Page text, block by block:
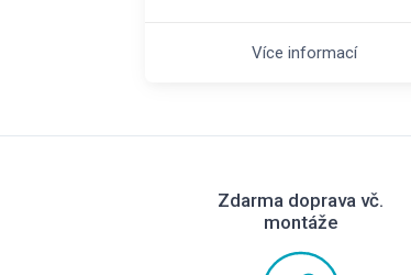
Více informací
Zdarma doprava vč.
montáže